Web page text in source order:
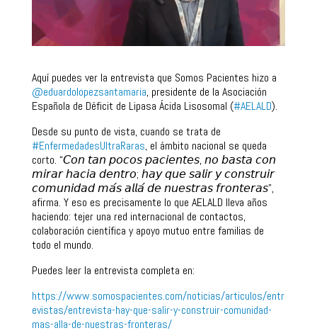
Aquí puedes ver la entrevista que Somos Pacientes hizo a
@eduardolopezsantamaria, presidente de la Asociación
Española de Déficit de Lipasa Ácida Lisosomal (#AELALD).
Desde su punto de vista, cuando se trata de
#EnfermedadesUltraRaras, el ámbito nacional se queda
corto. “𝘊𝘰𝘯 𝘵𝘢𝘯 𝘱𝘰𝘤𝘰𝘴 𝘱𝘢𝘤𝘪𝘦𝘯𝘵𝘦𝘴, 𝘯𝘰 𝘣𝘢𝘴𝘵𝘢 𝘤𝘰𝘯
𝘮𝘪𝘳𝘢𝘳 𝘩𝘢𝘤𝘪𝘢 𝘥𝘦𝘯𝘵𝘳𝘰; 𝘩𝘢𝘺 𝘲𝘶𝘦 𝘴𝘢𝘭𝘪𝘳 𝘺 𝘤𝘰𝘯𝘴𝘵𝘳𝘶𝘪𝘳
𝘤𝘰𝘮𝘶𝘯𝘪𝘥𝘢𝘥 𝘮𝘢́𝘴 𝘢𝘭𝘭𝘢́ 𝘥𝘦 𝘯𝘶𝘦𝘴𝘵𝘳𝘢𝘴 𝘧𝘳𝘰𝘯𝘵𝘦𝘳𝘢𝘴”,
afirma. Y eso es precisamente lo que AELALD lleva años
haciendo: tejer una red internacional de contactos,
colaboración científica y apoyo mutuo entre familias de
todo el mundo.
Puedes leer la entrevista completa en:
https://www.somospacientes.com/noticias/articulos/entr
evistas/entrevista-hay-que-salir-y-construir-comunidad-
mas-alla-de-nuestras-fronteras/